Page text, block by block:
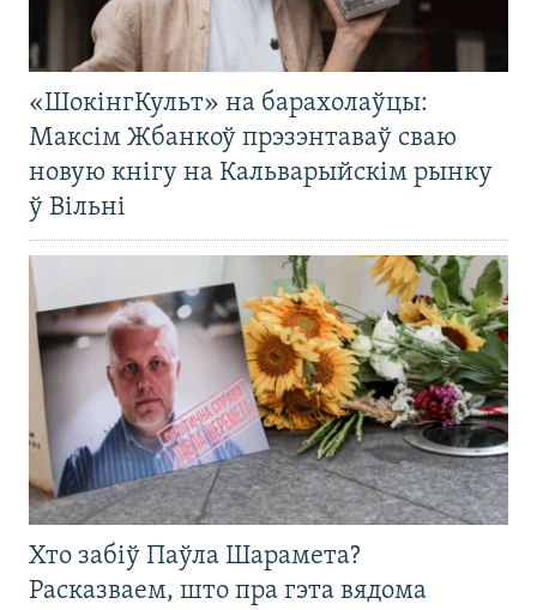
«ШокінгКульт» на барахолаўцы:
Максім Жбанкоў прэзэнтаваў сваю
новую кнігу на Кальварыйскім рынку
ў Вільні
Хто забіў Паўла Шарамета?
Расказваем, што пра гэта вядома